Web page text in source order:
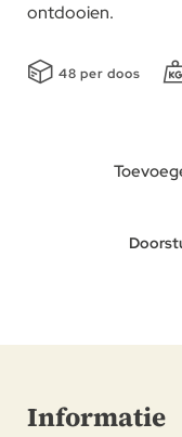
ontdooien.
48 per doos
Informatie